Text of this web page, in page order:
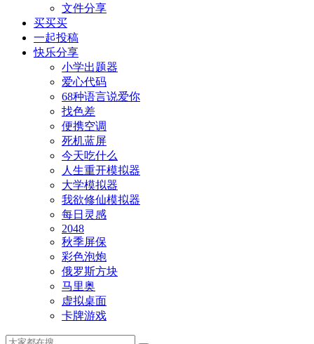
文件分享
买买买
一起投稿
快乐分享
小学出题器
爱心代码
68种语言说爱你
找色差
便携空调
死机蓝屏
今天吃什么
人生重开模拟器
大学模拟器
我欲修仙模拟器
每日灵感
2048
秋季屏保
彩色泡炮
俄罗斯方块
马里奥
虚拟桌面
卡牌游戏